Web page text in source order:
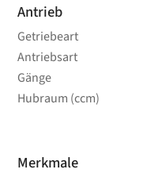
Antrieb
Getriebeart
Antriebsart
Gänge
Hubraum (ccm)
Merkmale